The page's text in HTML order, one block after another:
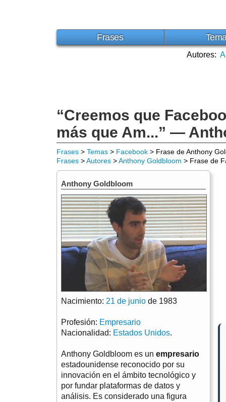
Frases
Autores: A
“Creemos que
más que Am...” —
Frases > Temas > Facebook > Frase de Anthony
Frases >Autores >Anthony Goldbloom > Frase de
Anthony Goldbloom
Nacimiento: 21 de junio de 1983
Profesión: Empresario
Nacionalidad: Estados Unidos.
Anthony Goldbloom es un empresario
estadounidense reconocido por su
innovación en el ámbito tecnológico y
por fundar plataformas de datos y
análisis. Es considerado una figura